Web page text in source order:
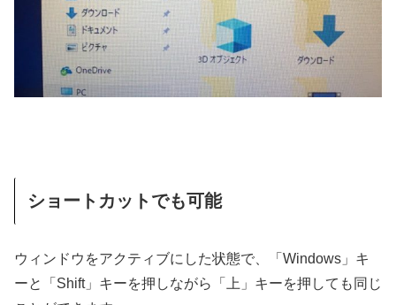
ショートカットでも可能
ウィンドウをアクティブにした状態で、「Windows」キ
ーと「Shift」キーを押しながら「上」キーを押しても同じ